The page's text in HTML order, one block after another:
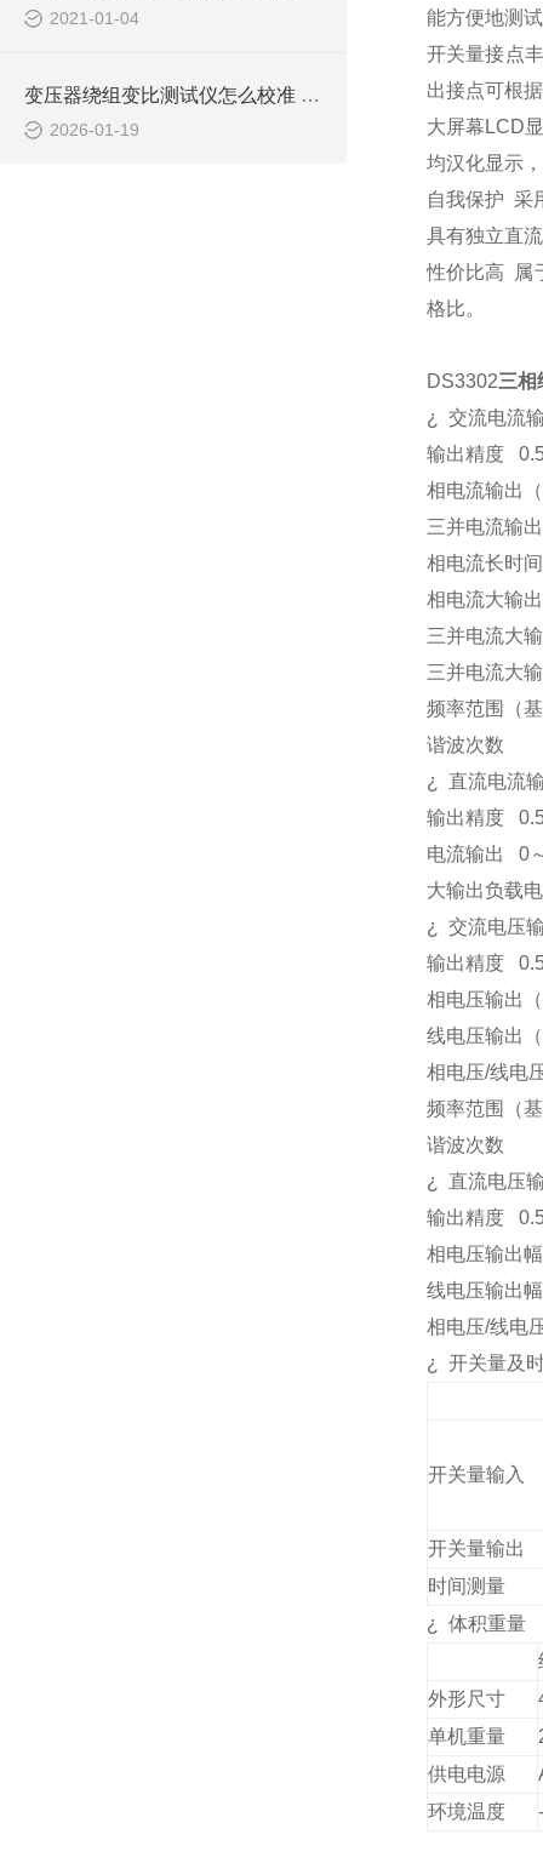
2021-01-04
变压器绕组变比测试仪怎么校准 实验室与现场校准方法
2026-01-19
能方便地测
开关量接点
出接点可根
大屏幕 LCD
均汉化显示
自我保护 采
具有独立直
性价比高
属
格比。
DS3302三相
¿
交流电流
输出精度
相电流输出
三并电流输
相电流长时
相电流大输
三并电流大
三并电流大
频率范围（
谐波次数
¿
直流电流
输出精度
电流输出 0
大输出负载
¿
交流电压
输出精度
相电压输出
线电压输出
相电压/线电
频率范围（
谐波次数
¿
直流电压
输出精度
相电压输出
线电压输出
相电压/线电
¿
开关量及
开关量输入
开关量输出
时间测量
¿
体积重量
外形尺寸
单机重量
供电电源
环境温度